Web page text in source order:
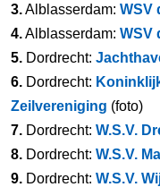
3.Alblasserdam: WSV
4.Alblasserdam: WSV
5. Dordrecht:
6. Dordrecht:
Zeilvereniging (foto)
7. Dordrecht: W.S.V.
8. Dordrecht: W.S.V.
9. Dordrecht: W.S.V.